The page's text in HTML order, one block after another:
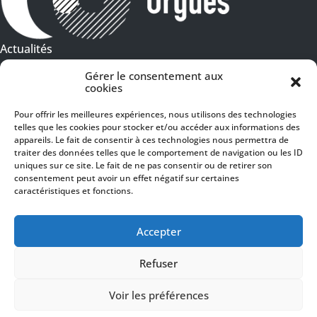
Gérer le consentement aux
cookies
Pour offrir les meilleures expériences, nous utilisons des technologies
telles que les cookies pour stocker et/ou accéder aux informations des
appareils. Le fait de consentir à ces technologies nous permettra de
traiter des données telles que le comportement de navigation ou les ID
uniques sur ce site. Le fait de ne pas consentir ou de retirer son
consentement peut avoir un effet négatif sur certaines
caractéristiques et fonctions.
Accepter
Refuser
Voir les préférences
Actualités
Presse
Programme PDF
Billetterie
Recrutement
Mentions légales
Politique de confidentialité